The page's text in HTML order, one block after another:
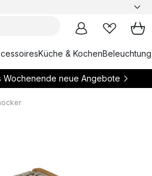
Küche & KochenBeleuchtung
neue Angebote